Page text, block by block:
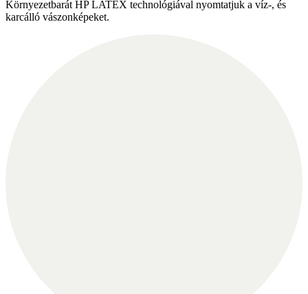
Környezetbarát HP LATEX technológiával nyomtatjuk a víz-, és
karcálló vászonképeket.